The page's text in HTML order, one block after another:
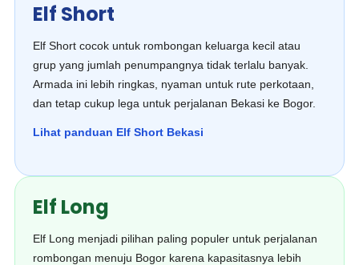
Elf Short
Elf Short cocok untuk rombongan keluarga kecil atau
grup yang jumlah penumpangnya tidak terlalu banyak.
Armada ini lebih ringkas, nyaman untuk rute perkotaan,
dan tetap cukup lega untuk perjalanan Bekasi ke Bogor.
Lihat panduan Elf Short Bekasi
Elf Long
Elf Long menjadi pilihan paling populer untuk perjalanan
rombongan menuju Bogor karena kapasitasnya lebih